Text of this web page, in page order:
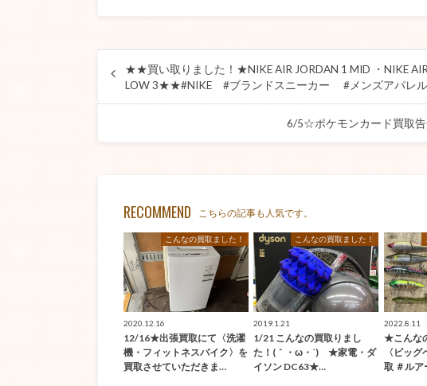
★★買い取りました！★NIKE AIR JORDAN 1 MID ・NIKE AIR
LOW 3★★#NIKE #ブランドスニーカー #メンズアパレル
6/5☆ポケモンカード買取
RECOMMEND こちらの記事も人気です。
こんなの買取ました！
2020.12.16
12/16★出張買取にて〈洗濯
機・フィットネスバイク〉を
買取させていただきま…
こんなの買取ました！
2019.1.21
1/21 こんなの買取りまし
た！(｀・ω・´)ゞ★家電・ダ
イソン DC63★…
2022.8.11
★こんな
〈ビッ
取 ＃ル